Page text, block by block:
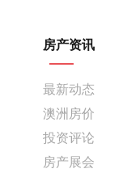
房产资讯
最新动态
澳洲房价
投资评论
房产展会